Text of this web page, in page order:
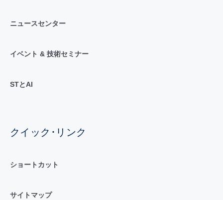
ニュースセンター
イベント & 技術セミナー
STとAI
クイック･リンク
ショートカット
サイトマップ